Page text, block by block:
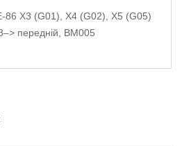
86 X3 (G01), X4 (G02), X5 (G05)
передній, BM005